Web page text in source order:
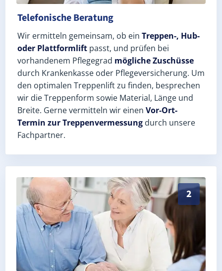
Telefonische Beratung
Wir ermitteln gemeinsam, ob ein Treppen-, Hub-
oder Plattformlift passt, und prüfen bei
vorhandenem Pflegegrad mögliche Zuschüsse
durch Krankenkasse oder Pflegeversicherung. Um
den optimalen Treppenlift zu finden, besprechen
wir die Treppenform sowie Material, Länge und
Breite. Gerne vermitteln wir einen Vor-Ort-
Termin zur Treppenvermessung durch unsere
Fachpartner.
2
Exaktes Aufmaß in Größnitz (Burgenlandkreis) –